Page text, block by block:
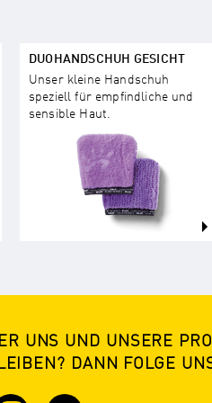
DUOHANDSCHUH GESICHT
Unser kleine Handschuh
speziell für empfindliche und
sensible Haut.
UNS UND UNSERE
DANN FOLGE